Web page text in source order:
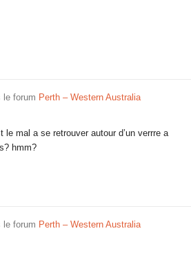
le forum Perth – Western Australia
mal a se retrouver autour d’un verrre a
hmm?
le forum Perth – Western Australia